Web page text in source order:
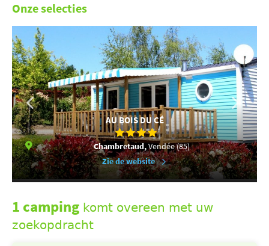
Onze selecties
AU BOIS DU CÉ
Chambretaud,Vendée (85)
Zie de website
1 camping komt overeen met uw
zoekopdracht